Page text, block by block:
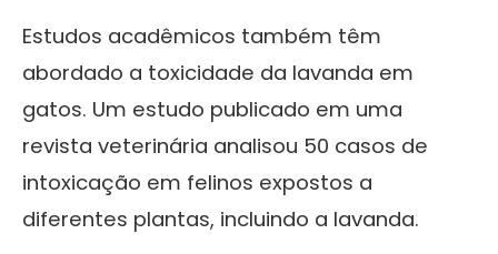
Estudos acadêmicos também têm
abordado a toxicidade da lavanda em
gatos. Um estudo publicado em uma
revista veterinária analisou 50 casos de
intoxicação em felinos expostos a
diferentes plantas, incluindo a lavanda.